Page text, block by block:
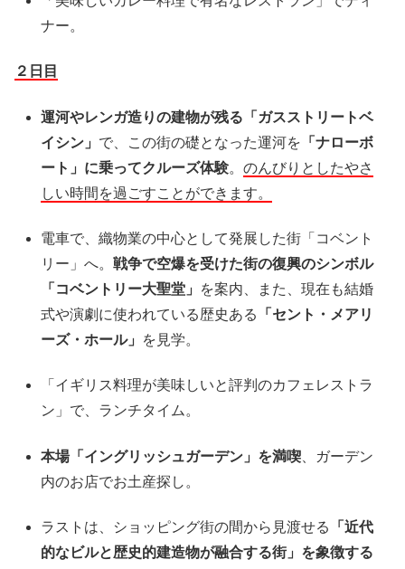
ナー。
２日目
運河やレンガ造りの建物が残る「ガスストリートベ
イシン」 で、この街の礎となった運河を 「ナローボ
ート」に乗ってクルーズ体験。のんびりとしたやさ
しい時間を過ごすことができます。
電車で、織物業の中心として発展した街「コベント
リー」へ。戦争で空爆を受けた街の復興のシンボル
「コベントリー大聖堂」
を案内、また、現在も結婚
式や演劇に使われている歴史ある
「セント・メアリ
ーズ・ホール」
を見学。
「イギリス料理が美味しいと評判のカフェレストラ
ン」で、ランチタイム。
本場「イングリッシュガーデン」を満喫 、ガーデン
内のお店でお土産探し。
ラストは、ショッピング街の間から見渡せる
「近代
的なビルと歴史的建造物が融合する街」を象徴する